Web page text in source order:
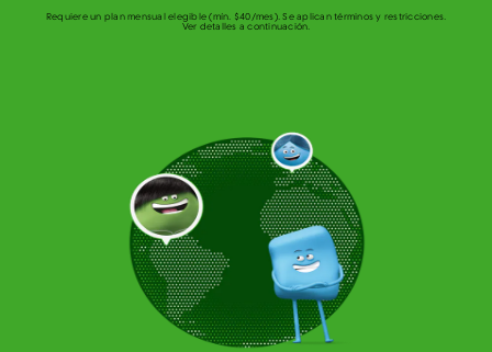
Requiere un plan mensual elegible (mín. $40/mes). Se aplican términos y restricciones.
Ver detalles a continuación.